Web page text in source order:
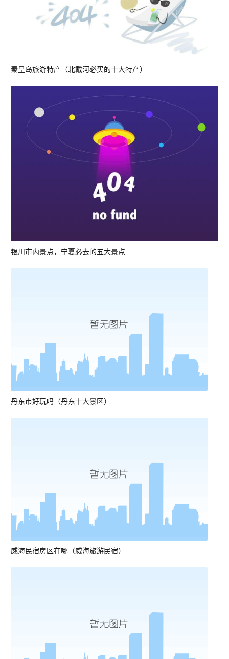
秦皇岛旅游特产（北戴河必买的十大特产）
银川市内景点，宁夏必去的五大景点
丹东市好玩吗（丹东十大景区）
威海民宿房区在哪（威海旅游民宿）